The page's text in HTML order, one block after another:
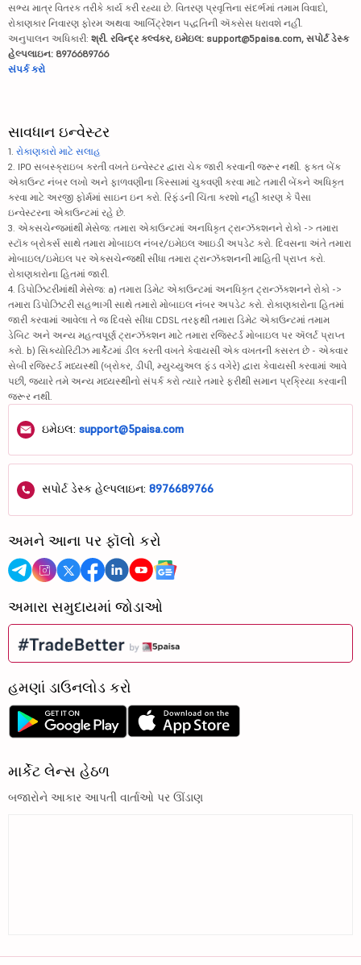
સભ્ય માત્ર વિતરક તરીકે કાર્ય કરી રહ્યા છે. વિતરણ પ્રવૃત્તિના સંદર્ભમાં તમામ વિવાદો,
રોકાણકાર નિવારણ ફોરમ અથવા આર્બિટ્રેશન પદ્ધતિની ઍક્સેસ ધરાવશે નહીં.
અનુપાલન અધિકારી: શ્રી. રવિન્દ્ર કલ્વંકર, ઇમેઇલ: support@5paisa.com, સપોર્ટ ડેસ્ક
હેલ્પલાઇન: 8976689766
સંપર્ક કરો
સાવધાન ઇન્વેસ્ટર
1. રોકાણકારો માટે સલાહ
2. IPO સબસ્ક્રાઇબ કરતી વખતે ઇન્વેસ્ટર દ્વારા ચેક જારી કરવાની જરૂર નથી. ફક્ત બેંક
એકાઉન્ટ નંબર લખો અને ફાળવણીના કિસ્સામાં ચુકવણી કરવા માટે તમારી બેંકને અધિકૃત
કરવા માટે અરજી ફોર્મમાં સાઇન ઇન કરો. રિફંડની ચિંતા કરશો નહીં કારણ કે પૈસા
ઇન્વેસ્ટરના એકાઉન્ટમાં રહે છે.
3. એક્સચેન્જમાંથી મેસેજ: તમારા એકાઉન્ટમાં અનધિકૃત ટ્રાન્ઝૅક્શનને રોકો -> તમારા
સ્ટૉક બ્રોકર્સ સાથે તમારા મોબાઇલ નંબર/ઇમેઇલ આઇડી અપડેટ કરો. દિવસના અંતે તમારા
મોબાઇલ/ઇમેઇલ પર એક્સચેન્જથી સીધા તમારા ટ્રાન્ઝૅક્શનની માહિતી પ્રાપ્ત કરો.
રોકાણકારોના હિતમાં જારી.
4. ડિપોઝિટરીમાંથી મેસેજ: a) તમારા ડિમેટ એકાઉન્ટમાં અનધિકૃત ટ્રાન્ઝૅક્શનને રોકો ->
તમારા ડિપોઝિટરી સહભાગી સાથે તમારો મોબાઇલ નંબર અપડેટ કરો. રોકાણકારોના હિતમાં
જારી કરવામાં આવેલા તે જ દિવસે સીધા CDSL તરફથી તમારા ડિમેટ એકાઉન્ટમાં તમામ
ડેબિટ અને અન્ય મહત્વપૂર્ણ ટ્રાન્ઝૅક્શન માટે તમારા રજિસ્ટર્ડ મોબાઇલ પર ઍલર્ટ પ્રાપ્ત
કરો. b) સિક્યોરિટીઝ માર્કેટમાં ડીલ કરતી વખતે કેવાયસી એક વખતની કસરત છે - એકવાર
સેબી રજિસ્ટર્ડ મધ્યસ્થી (બ્રોકર, ડીપી, મ્યુચ્યુઅલ ફંડ વગેરે) દ્વારા કેવાયસી કરવામાં આવે
પછી, જ્યારે તમે અન્ય મધ્યસ્થીનો સંપર્ક કરો ત્યારે તમારે ફરીથી સમાન પ્રક્રિયા કરવાની
જરૂર નથી.
ઇમેઇલ: support@5paisa.com
સપોર્ટ ડેસ્ક હેલ્પલાઇન: 8976689766
અમને આના પર ફૉલો કરો
અમારા સમુદાયમાં જોડાઓ
હમણાં ડાઉનલોડ કરો
માર્કેટ લેન્સ હેઠળ
બજારોને આકાર આપતી વાર્તાઓ પર ઊંડાણ